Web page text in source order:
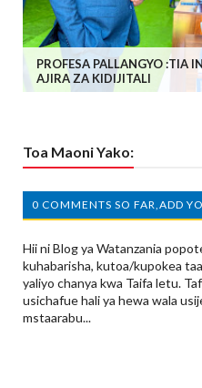
PROFESA PALLANGYO :TIA
AJIRA ZA KIDIJITALI
Toa Maoni Yako:
0 COMMENTS SO FAR,ADD
Hii ni Blog ya Watanzania
kuhabarisha, kutoa/kupokea
yaliyo chanya kwa Taifa letu.
usichafue hali ya hewa wala
mstaarabu...